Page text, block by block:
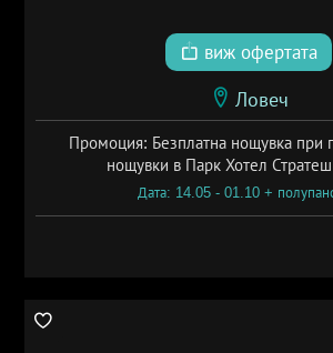
виж офертата
Ловеч
Промоция: Безплатна нощувка при
нощувки в Парк Хотел
Дата: 14.05 - 01.10 +